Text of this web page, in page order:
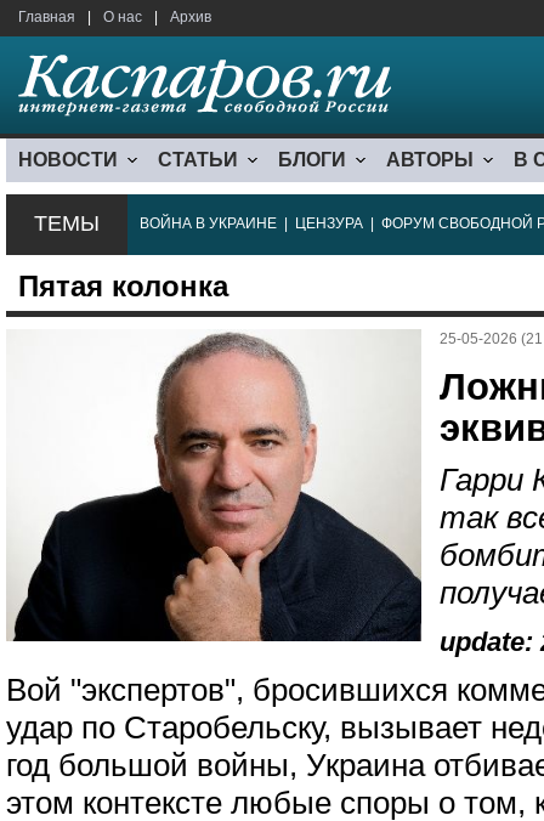
Главная О нас Архив
НОВОСТИ СТАТЬИ БЛОГИ АВТОРЫ В
ТЕМЫ ВОЙНА В УКРАИНЕ ЦЕНЗУРА ФОРУМ СВОБОДНОЙ
Пятая колонка
25-05-2026
Гарри
так
update:
Вой "экспертов", бросившихся
удар по Старобельску, вызывает
год большой войны, Украина
этом контексте любые споры о том,